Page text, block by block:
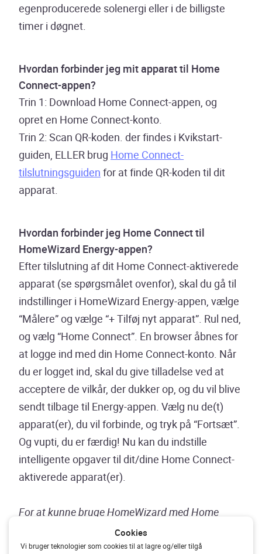
Cookies
Vi bruger teknologier som cookies til at lagre og/eller tilgå
egenproducerede solenergi eller i de billigste
timer i døgnet.
Hvordan forbinder jeg mit apparat til Home
Connect-appen?
Trin 1: Download Home Connect-appen, og
opret en Home Connect-konto.
Trin 2: Scan QR-koden. der findes i Kvikstart-
guiden, ELLER brug Home Connect-
tilslutningsguiden for at finde QR-koden til dit
apparat.
Hvordan forbinder jeg Home Connect til
HomeWizard Energy-appen?
Efter tilslutning af dit Home Connect-aktiverede
apparat (se spørgsmålet ovenfor), skal du gå til
indstillinger i HomeWizard Energy-appen, vælge
“Målere” og vælge “+ Tilføj nyt apparat”. Rul ned,
og vælg “Home Connect”. En browser åbnes for
at logge ind med din Home Connect-konto. Når
du er logget ind, skal du give tilladelse ved at
acceptere de vilkår, der dukker op, og du vil blive
sendt tilbage til Energy-appen. Vælg nu de(t)
apparat(er), du vil forbinde, og tryk på “Fortsæt”.
Og vupti, du er færdig! Nu kan du indstille
intelligente opgaver til dit/dine Home Connect-
aktiverede apparat(er).
For at kunne bruge HomeWizard med Home
Connect skal du slå “Permanent fjernstart” fra for
din opvaskemaskine for at forhindre, at den kører